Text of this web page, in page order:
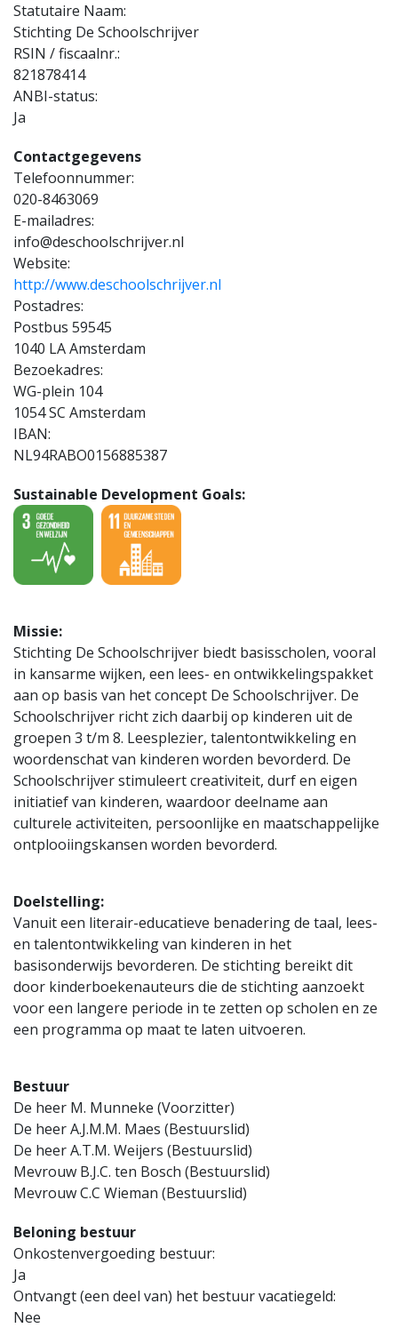
Statutaire Naam:
Stichting De Schoolschrijver
RSIN / fiscaalnr.:
821878414
ANBI-status:
Ja
Contactgegevens
Telefoonnummer:
020-8463069
E-mailadres:
info@deschoolschrijver.nl
Website:
http://www.deschoolschrijver.nl
Postadres:
Postbus 59545
1040 LA Amsterdam
Bezoekadres:
WG-plein 104
1054 SC Amsterdam
IBAN:
NL94RABO0156885387
Sustainable Development Goals:
Missie:
Stichting De Schoolschrijver biedt basisscholen, vooral
in kansarme wijken, een lees- en ontwikkelingspakket
aan op basis van het concept De Schoolschrijver. De
Schoolschrijver richt zich daarbij op kinderen uit de
groepen 3 t/m 8. Leesplezier, talentontwikkeling en
woordenschat van kinderen worden bevorderd. De
Schoolschrijver stimuleert creativiteit, durf en eigen
initiatief van kinderen, waardoor deelname aan
culturele activiteiten, persoonlijke en maatschappelijke
ontplooiingskansen worden bevorderd.
Doelstelling:
Vanuit een literair-educatieve benadering de taal, lees-
en talentontwikkeling van kinderen in het
basisonderwijs bevorderen. De stichting bereikt dit
door kinderboekenauteurs die de stichting aanzoekt
voor een langere periode in te zetten op scholen en ze
een programma op maat te laten uitvoeren.
Bestuur
De heer M. Munneke (Voorzitter)
De heer A.J.M.M. Maes (Bestuurslid)
De heer A.T.M. Weijers (Bestuurslid)
Mevrouw B.J.C. ten Bosch (Bestuurslid)
Mevrouw C.C Wieman (Bestuurslid)
Beloning bestuur
Onkostenvergoeding bestuur:
Ja
Ontvangt (een deel van) het bestuur vacatiegeld:
Nee